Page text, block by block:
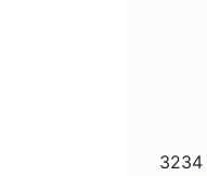
3234